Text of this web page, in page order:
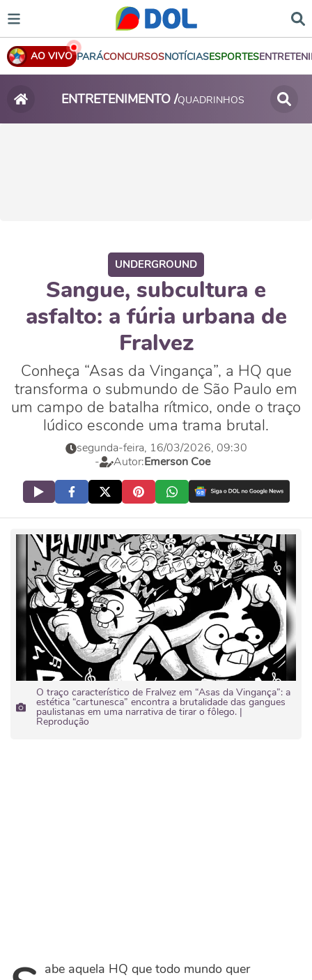
AO VIVO PARÁCONCURSOSNOTÍCIASESPORTES
ENTRETENIMENTO /QUADRINHOS
UNDERGROUND
Sangue, subcultura e
asfalto: a fúria urbana de
Fralvez
Conheça “Asas da Vingança”, a HQ que
transforma o submundo de São Paulo em
um campo de batalha rítmico, onde o traço
lúdico esconde uma trama brutal.
segunda-feira, 16/03/2026, 09:30
-
Autor:Emerson Coe
O traço característico de Fralvez em “Asas da Vingança”: a
estética “cartunesca” encontra a brutalidade das gangues
paulistanas em uma narrativa de tirar o fôlego. |
Reprodução
abe aquela HQ que todo mundo quer